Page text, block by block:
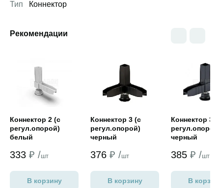
Тип
Коннектор
Рекомендации
Коннектор 2 (с
регул.опорой)
белый
333 ₽ /шт
В корзину
Коннектор 3 (с
регул.опорой)
черный
376 ₽ /шт
В корзину
Коннектор 3
регул.опорой
черный
385 ₽ /шт
В